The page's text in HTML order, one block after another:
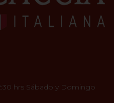
hrs Sábado y Domingo